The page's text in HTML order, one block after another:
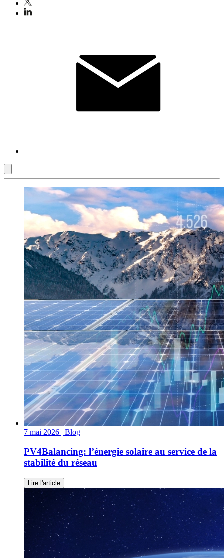
7 mai 2026 | Blog
PV4Balancing: l’énergie solaire au service de la
stabilité du réseau
Lire l'article